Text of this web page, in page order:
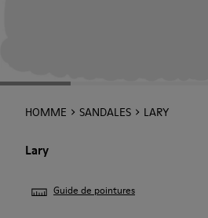
HOMME SANDALES LARY
Lary
Guide de pointures